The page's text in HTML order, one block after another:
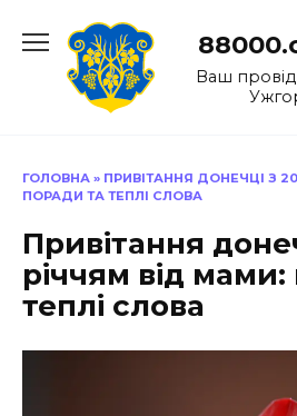
до
Ваш
ГОЛОВНА » ПРИВІТАННЯ ДОНЕЧЦІ З
ПОРАДИ ТА ТЕПЛІ СЛОВА
Привітання
річчям від
теплі слова